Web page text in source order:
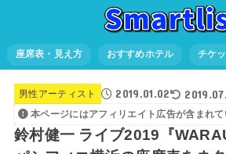
座席表・見え方 おすすめホテル チケ
男性アーティスト 2019.01.02
本ページにはアフィリエイト広告が含まれ
鈴村健一 ライブ2019『